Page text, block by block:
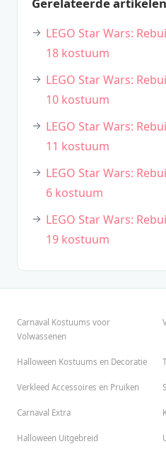
Gerelateerde artikelen
LEGO Star Wars:
18 kostuum
LEGO Star Wars:
10 kostuum
LEGO Star Wars:
11 kostuum
LEGO Star Wars:
6 kostuum
LEGO Star Wars:
19 kostuum
Carnaval Kostuums voor
Volwassenen
Halloween Kostuums en Decoratie
Verkleed Accessoires en Pruiken
Carnaval Extra
Halloween Uitgebreid